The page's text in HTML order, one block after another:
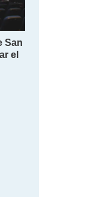
San
el